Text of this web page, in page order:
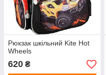
Рюкзак шкільний Kite Hot
Wheels
620 ₴